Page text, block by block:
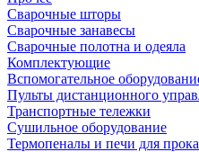
Сварочные шторы
Сварочные занавесы
Сварочные полотна и одеяла
Комплектующие
Вспомогательное
Пульты дистанционного
Транспортные тележки
Сушильное оборудование
Термопеналы и печи для